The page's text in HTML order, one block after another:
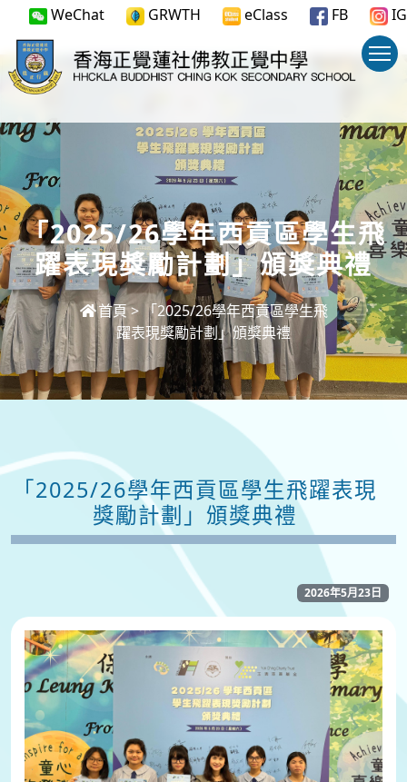
WeChat GRWTH eClass FB IG
「2025/26學年西貢區學生飛
躍表現獎勵計劃」頒獎典禮
首頁> 「2025/26學年西貢區學生飛
躍表現獎勵計劃」頒獎典禮
「2025/26學年西貢區學生飛躍表現
獎勵計劃」頒獎典禮
2026年5月23日